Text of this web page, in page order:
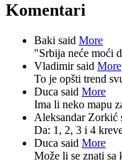
Komentari
Baki said More
"Srbija neće moći
Vladimir said More
To je opšti trend
Duca said More
Ima li neko mapu
Aleksandar Zorkić
Da: 1, 2, 3 i 4
Duca said More
Može li se znati sa